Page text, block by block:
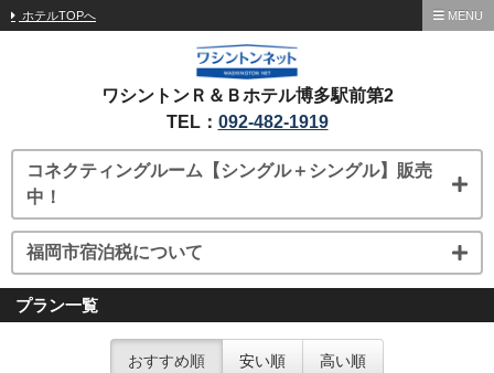
ホテルTOPへ MENU
ワシントンＲ＆Ｂホテル博多駅前第2
TEL： 092-482-1919
コネクティングルーム【シングル＋シングル】販売
中！
福岡市宿泊税について
プラン一覧
おすすめ順 安い順 高い順